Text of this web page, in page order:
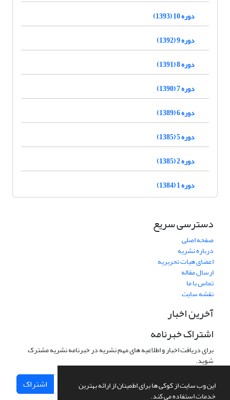
این وب سایت از کوکی ها برای اطمینان از ارائه بهترین
خدمات استفاده می کند.
دوره 10 (1393)
دوره 9 (1392)
دوره 8 (1391)
دوره 7 (1390)
دوره 6 (1389)
دوره 5 (1385)
دوره 2 (1385)
دوره 1 (1384)
دسترسی سریع
صفحه اصلی
درباره نشریه
اعضای هیات تحریریه
ارسال مقاله
تماس با ما
نقشه سایت
آخرین اخبار
اشتراک خبرنامه
برای دریافت اخبار و اطلاعیه های مهم نشریه در خبرنامه نشریه مشترک
شوید.
اشتراک